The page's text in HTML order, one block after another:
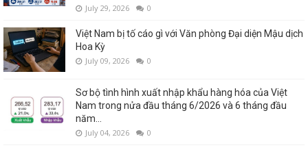
July 29, 2026 0
Việt Nam bị tố cáo gì với Văn phòng Đại diện Mậu dịch
Hoa Kỳ
July 09, 2026 0
Sơ bộ tình hình xuất nhập khẩu hàng hóa của Việt
Nam trong nửa đầu tháng 6/2026 và 6 tháng đầu
năm...
July 04, 2026 0